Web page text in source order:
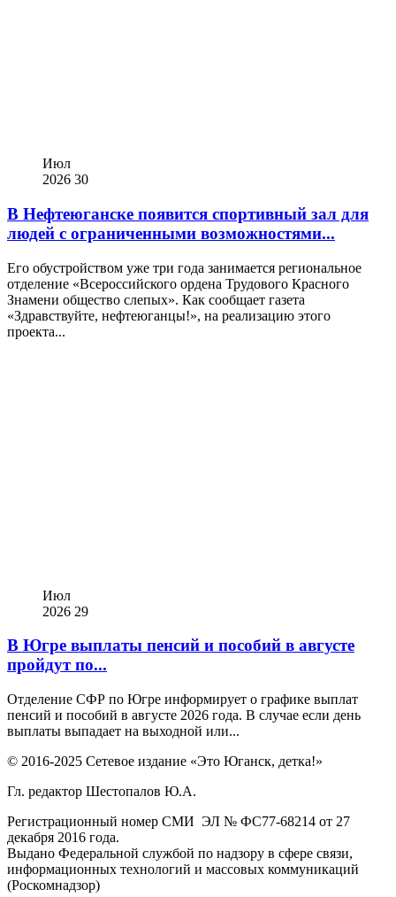
Июл
2026 30
В Нефтеюганске появится спортивный зал для
людей с ограниченными возможностями...
Его обустройством уже три года занимается региональное
отделение «Всероссийского ордена Трудового Красного
Знамени общество слепых». Как сообщает газета
«Здравствуйте, нефтеюганцы!», на реализацию этого
проекта...
Июл
2026 29
В Югре выплаты пенсий и пособий в августе
пройдут по...
Отделение СФР по Югре информирует о графике выплат
пенсий и пособий в августе 2026 года. В случае если день
выплаты выпадает на выходной или...
© 2016-2025 Сетевое издание «Это Юганск, детка!»
Гл. редактор Шестопалов Ю.А.
Регистрационный номер СМИ ЭЛ № ФС77-68214 от 27
декабря 2016 года.
Выдано Федеральной службой по надзору в сфере связи,
информационных технологий и массовых коммуникаций
(Роскомнадзор)